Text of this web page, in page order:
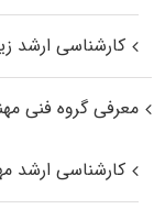
کارشناسی ارشد
معرفی گروه فنی
کارشناسی ارشد